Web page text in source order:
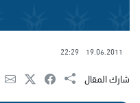
19.06.2011
22:29
شارك المقال